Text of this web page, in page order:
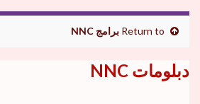
برامج NNC
دبلومات NNC